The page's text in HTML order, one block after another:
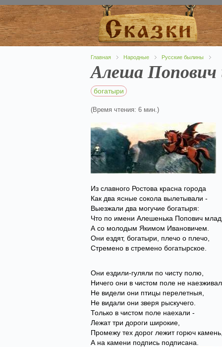
Главная Народные Русские былины
Алеша Попович
богатыри
(Время чтения: 6 мин.)
Из славного Ростова красна города
Как два ясные сокола вылетывали -
Выезжали два могучие богатыря:
Что по имени Алешенька Попович млад
А со молодым Якимом Ивановичем.
Они ездят, богатыри, плечо о плечо,
Стремено в стремено богатырское.
Они ездили-гуляли по чисту полю,
Ничего они в чистом поле не
Не видели они птицы перелетныя,
Не видали они зверя рыскучего.
Только в чистом поле наехали -
Лежат три дороги широкие,
Промежу тех дорог лежит горюч
А на камени подпись подписана.